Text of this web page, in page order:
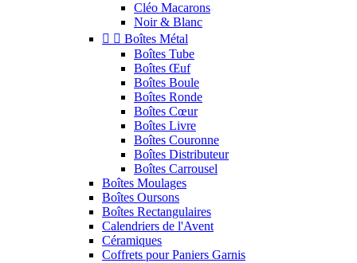
Cléo Macarons
Noir & Blanc
  Boîtes Métal
Boîtes Tube
Boîtes Œuf
Boîtes Boule
Boîtes Ronde
Boîtes Cœur
Boîtes Livre
Boîtes Couronne
Boîtes Distributeur
Boîtes Carrousel
Boîtes Moulages
Boîtes Oursons
Boîtes Rectangulaires
Calendriers de l'Avent
Céramiques
Coffrets pour Paniers Garnis